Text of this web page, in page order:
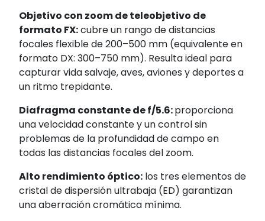
Objetivo con zoom de teleobjetivo de
formato FX:cubre un rango de distancias
focales flexible de 200–500 mm (equivalente en
formato DX: 300–750 mm). Resulta ideal para
capturar vida salvaje, aves, aviones y deportes a
un ritmo trepidante.
Diafragma constante de f/5.6:proporciona
una velocidad constante y un control sin
problemas de la profundidad de campo en
todas las distancias focales del zoom.
Alto rendimiento óptico: los tres elementos de
cristal de dispersión ultrabaja (ED) garantizan
una aberración cromática mínima.